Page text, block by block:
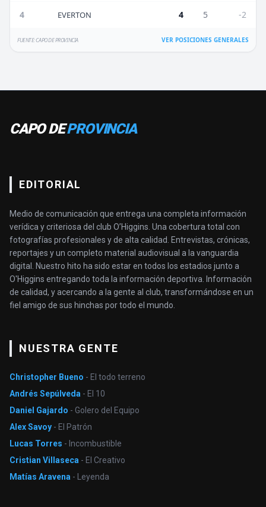
4 EVERTON 4 5 -2
FUENTE: CAPO DE PROVINCIA VER POSICIONES GENERALES
CAPO DEPROVINCIA
EDITORIAL
Medio de comunicación que entrega una completa información
verídica y criteriosa del club O’Higgins. Una cobertura total con
fotografías profesionales y de alta calidad. Entrevistas, crónicas,
reportajes y un completo material audiovisual a la vanguardia
digital. Nuestro hito ha sido estar en todos los estadios junto a
O'Higgins entregando toda la información deportiva. Información
de calidad, y acercando a la gente al club, transformándose en un
fiel amigo de sus hinchas por todo el mundo.
NUESTRA GENTE
Christopher Bueno - El todo terreno
Andrés Sepúlveda - El 10
Daniel Gajardo - Golero del Equipo
Alex Savoy - El Patrón
Lucas Torres - Incombustible
Cristian Villaseca - El Creativo
Matías Aravena - Leyenda